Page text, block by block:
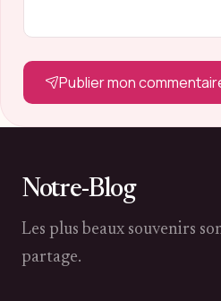
Publier mon
Notre-Blog
Les plus beaux souvenirs
partage.